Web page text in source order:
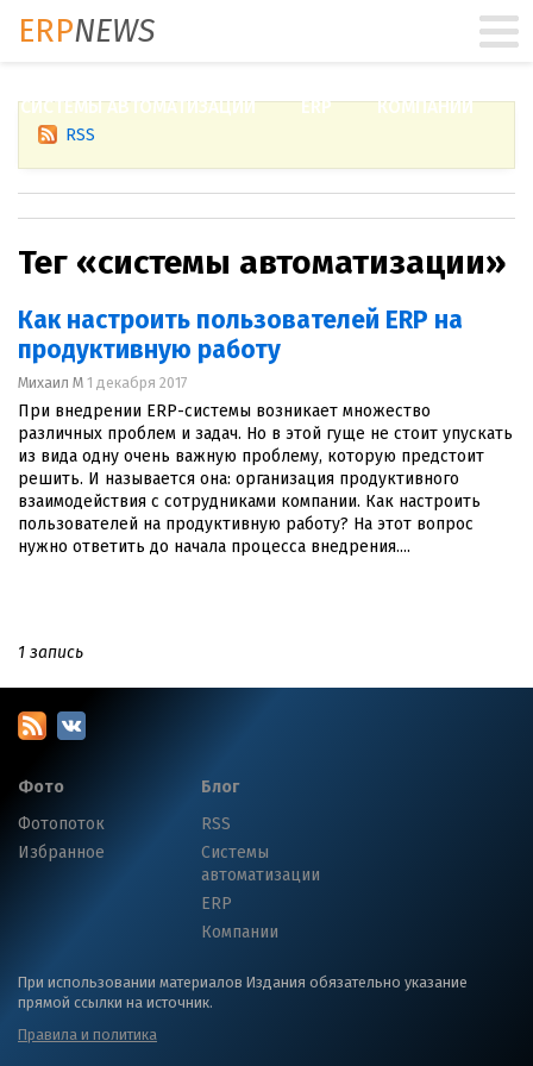
ERPNEWS
СИСТЕМЫ АВТОМАТИЗАЦИИ ERP КОМПАНИИ
RSS
Тег «системы автоматизации»
Как настроить пользователей ERP на
продуктивную работу
Михаил М 1 декабря 2017
При внедрении ERP-системы возникает множество
различных проблем и задач. Но в этой гуще не стоит упускать
из вида одну очень важную проблему, которую предстоит
решить. И называется она: организация продуктивного
взаимодействия с сотрудниками компании. Как настроить
пользователей на продуктивную работу? На этот вопрос
нужно ответить до начала процесса внедрения....
1 запись
Фото
Фотопоток
Избранное
Блог
RSS
Системы
автоматизации
ERP
Компании
При использовании материалов Издания обязательно указание
прямой ссылки на источник.
Правила и политика